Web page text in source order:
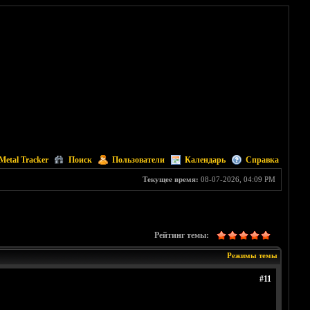
Tracker Поиск Пользователи Календарь Справка
Текущее время: 08-07-2026, 04:09 PM
Рейтинг темы:
Режимы темы
#11